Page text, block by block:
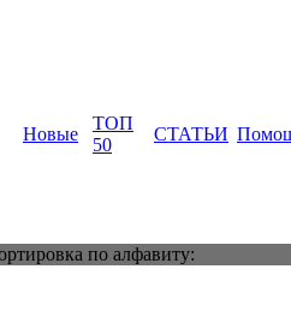
Новые
ТОП
50
СТАТЬИ
по алфавиту: